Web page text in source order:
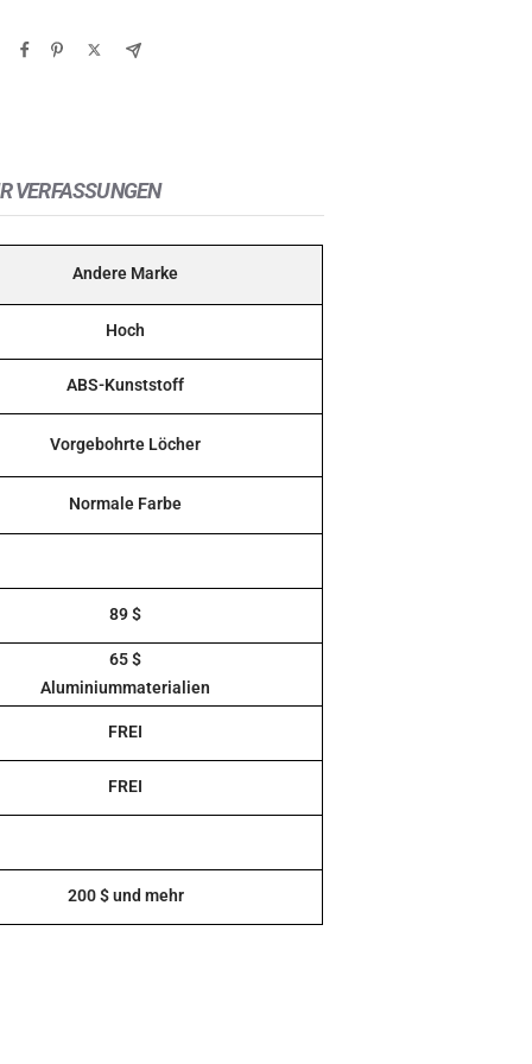
Andere Marke
Hoch
ABS-Kunststoff
Vorgebohrte Löcher
Normale Farbe
89 $
65 $
Aluminiummaterialien
FREI
FREI
200 $ und mehr
VERFASSUNGEN